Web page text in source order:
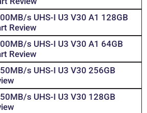
s UHS-I U3 V30 A1 128GB
Review
s UHS-I U3 V30 A1 64GB
Review
s UHS-I U3 V30 256GB
s UHS-I U3 V30 128GB